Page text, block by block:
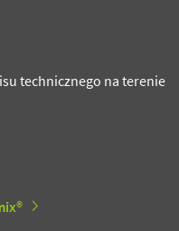
technicznego na terenie